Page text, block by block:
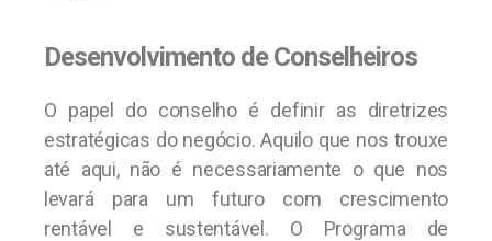
Desenvolvimento de Conselheiros
O papel do conselho é definir as diretrizes
estratégicas do negócio. Aquilo que nos trouxe
até aqui, não é necessariamente o que nos
levará para um futuro com crescimento
rentável e sustentável. O Programa de